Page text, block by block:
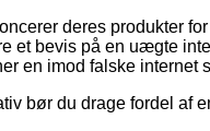
deres produkter
et bevis på en uægte
en imod falske internet
bør du drage fordel af